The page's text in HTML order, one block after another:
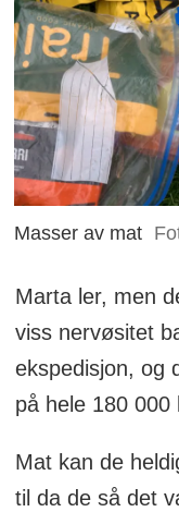
Masser av mat
Marta ler, men
viss nervøsitet
ekspedisjon, og
på hele 180 000
Mat kan de
til da de så det